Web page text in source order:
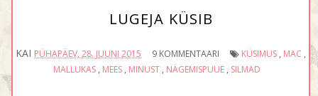
LUGEJA KÜSIB
KAI PÜHAPÄEV, 28. JUUNI 2015 9 KOMMENTAARI KÜSIMUS , MAC ,
MALLUKAS, MEES, MINUST, NÄGEMISPUUE, SILMAD